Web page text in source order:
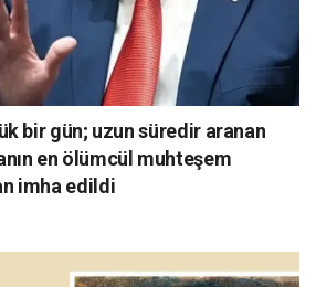
bir gün; uzun süredir aranan
en ölümcül muhteşem
imha edildi